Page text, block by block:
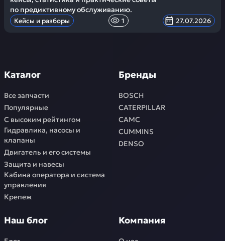
по предиктивному обслуживанию.
Кейсы и разборы 1 27.07.2026
Каталог
Все запчасти
Популярные
С высоким рейтингом
Гидравлика, насосы и
клапаны
Двигатель и его системы
Защита и навесы
Кабина оператора и система
управления
Крепеж
Бренды
BOSCH
CATERPILLAR
CAMC
CUMMINS
DENSO
Наш блог Компания